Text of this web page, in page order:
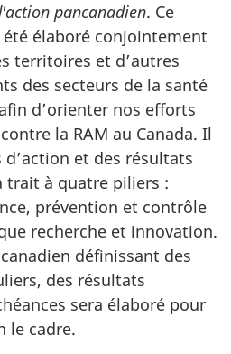
pancanadien. Ce
élaboré conjointement
territoires et d’autres
des secteurs de la santé
d’orienter nos efforts
la RAM au Canada. Il
et des résultats
trait à quatre piliers :
prévention et contrôle
recherche et innovation.
définissant des
des résultats
sera élaboré pour
le cadre.